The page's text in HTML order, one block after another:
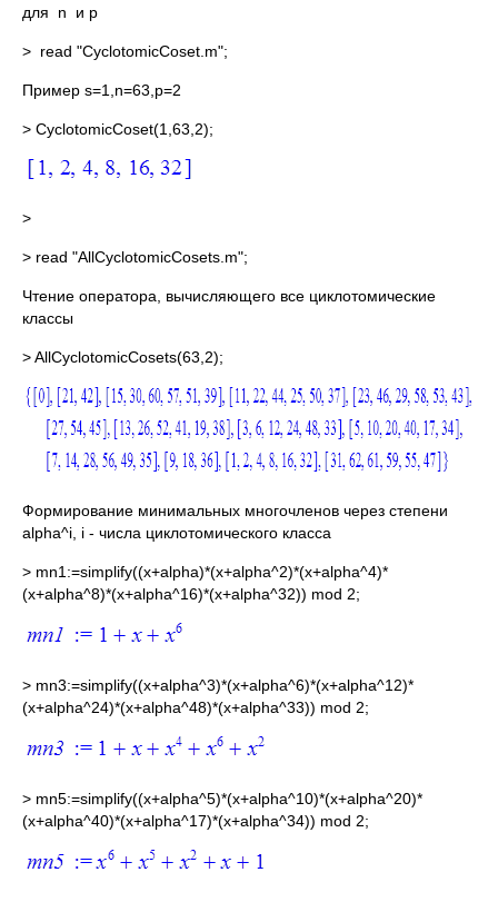
для n и p
> read "CyclotomicCoset.m";
Пример s=1,n=63,p=2
> CyclotomicCoset(1,63,2);
>
> read "AllCyclotomicCosets.m";
Чтение оператора, вычисляющего все циклотомические
классы
> AllCyclotomicCosets(63,2);
Формирование минимальных многочленов через степени
alpha^i, i - числа циклотомического класса
> mn1:=simplify((x+alpha)*(x+alpha^2)*(x+alpha^4)*
(x+alpha^8)*(x+alpha^16)*(x+alpha^32)) mod 2;
> mn3:=simplify((x+alpha^3)*(x+alpha^6)*(x+alpha^12)*
(x+alpha^24)*(x+alpha^48)*(x+alpha^33)) mod 2;
> mn5:=simplify((x+alpha^5)*(x+alpha^10)*(x+alpha^20)*
(x+alpha^40)*(x+alpha^17)*(x+alpha^34)) mod 2;